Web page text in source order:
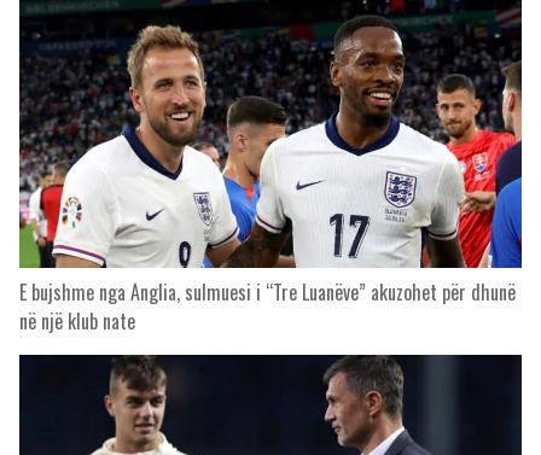
E bujshme nga Anglia, sulmuesi i “Tre Luanëve” akuzohet për dhunë
në një klub nate